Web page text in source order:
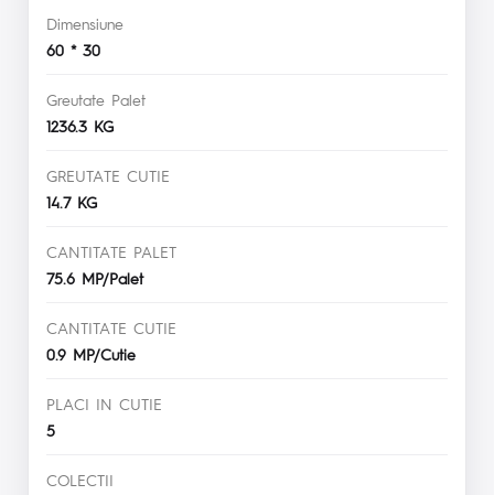
Dimensiune
60 * 30
Greutate Palet
1236.3 KG
GREUTATE CUTIE
14.7 KG
CANTITATE PALET
75.6 MP/Palet
CANTITATE CUTIE
0.9 MP/Cutie
PLACI IN CUTIE
5
COLECTII